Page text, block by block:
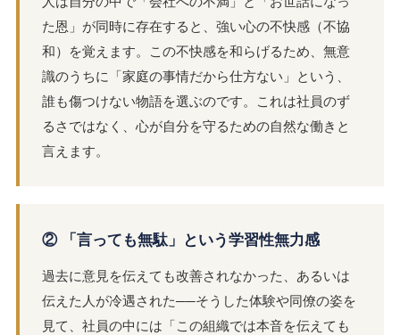
た恩」が同時に存在すると、強い心の不快感（不協
和）を覚えます。この不快感を和らげるため、無意
識のうちに「家庭の事情だから仕方ない」という、
誰も傷つけない物語を選ぶのです。これは社員のず
るさではなく、心が自分を守るための自然な働きと
言えます。
② 「言っても無駄」という学習性無力感
過去に意見を伝えても改善されなかった、あるいは
伝えた人が冷遇された──そうした体験や同僚の姿を
見て、社員の中には「この組織では本音を伝えても